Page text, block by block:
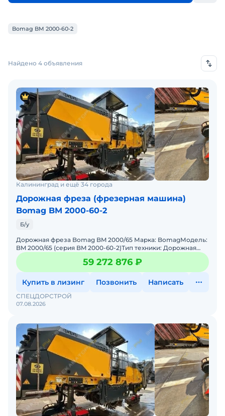
Bomag BM 2000-60-2
Найдено 4 объявления
Калининград и ещё 34 города
Дорожная фреза (фрезерная машина)
Bomag BM 2000-60-2
Б/у
Дорожная фреза Bomag BM 2000/65 Марка: BomagМодель:
BM 2000/65 (серия BM 2000-60-2)Тип техники: Дорожная
фрезаГод выпуска: 2023 г.Наработка: 880 м/ч (минимальны
59 272 876 ₽
Купить в лизинг Позвонить Написать
07.08.2026
СПЕЦДОРСТРОЙ